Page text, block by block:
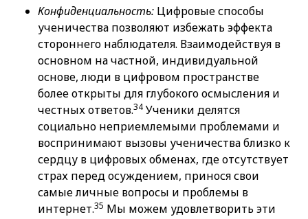
Конфиденциальность: Цифровые способы
ученичества позволяют избежать эффекта
стороннего наблюдателя. Взаимодействуя в
основном на частной, индивидуальной
основе, люди в цифровом пространстве
более открыты для глубокого осмысления и
честных ответов.34 Ученики делятся
социально неприемлемыми проблемами и
воспринимают вызовы ученичества близко к
сердцу в цифровых обменах, где отсутствует
страх перед осуждением, принося свои
самые личные вопросы и проблемы в
интернет.35 Мы можем удовлетворить эти